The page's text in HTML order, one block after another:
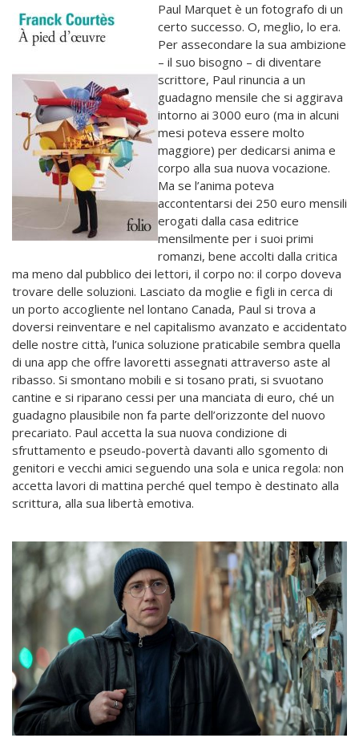
Paul Marquet è un fotografo di un
certo successo. O, meglio, lo era.
Per assecondare la sua ambizione
– il suo bisogno – di diventare
scrittore, Paul rinuncia a un
guadagno mensile che si aggirava
intorno ai 3000 euro (ma in alcuni
mesi poteva essere molto
maggiore) per dedicarsi anima e
corpo alla sua nuova vocazione.
Ma se l’anima poteva
accontentarsi dei 250 euro mensili
erogati dalla casa editrice
mensilmente per i suoi primi
romanzi, bene accolti dalla critica
ma meno dal pubblico dei lettori, il corpo no: il corpo doveva
trovare delle soluzioni. Lasciato da moglie e figli in cerca di
un porto accogliente nel lontano Canada, Paul si trova a
doversi reinventare e nel capitalismo avanzato e accidentato
delle nostre città, l’unica soluzione praticabile sembra quella
di una app che offre lavoretti assegnati attraverso aste al
ribasso. Si smontano mobili e si tosano prati, si svuotano
cantine e si riparano cessi per una manciata di euro, ché un
guadagno plausibile non fa parte dell’orizzonte del nuovo
precariato. Paul accetta la sua nuova condizione di
sfruttamento e pseudo-povertà davanti allo sgomento di
genitori e vecchi amici seguendo una sola e unica regola: non
accetta lavori di mattina perché quel tempo è destinato alla
scrittura, alla sua libertà emotiva.